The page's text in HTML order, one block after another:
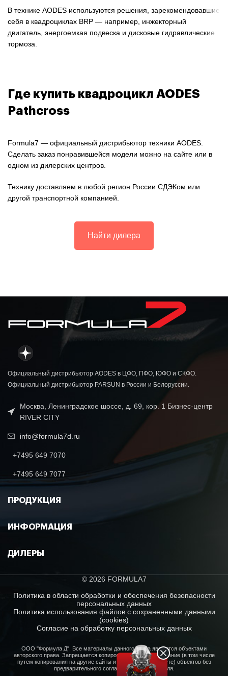
В технике AODES используются решения, зарекомендовавшие
себя в квадроциклах BRP — например, инжекторный
двигатель, энергоемкая подвеска и дисковые гидравлические
тормоза.
Где купить квадроцикл AODES
Pathcross
Formula7 — официальный дистрибьютор техники AODES.
Сделать заказ понравившейся модели можно на сайте или в
одном из дилерских центров.
Технику доставляем в любой регион России СДЭКом или
другой транспортной компанией.
Найти дилера
Официальный дистрибьютор AODES в ЦФО, ПФО, ЮФО и СКФО.
Официальный дистрибьютор PARSUN в России и Белоруссии.
Москва, Ленинградское шоссе, д. 69, кор. 1 Бизнес-центр
RIVER CITY
info@formula7d.ru
+7495 649 7070
+7495 649 7077
ПРОДУКЦИЯ
ИНФОРМАЦИЯ
ДИЛЕРЫ
© 2026 FORMULA7
Политика в области обработки и обеспечения безопасности
персональных данных
Политика использования файлов с сохраненными данными
(cookies)
Согласие на обработку персональных данных
ООО "Формула Д". Все материалы данного сайта являются объектами
авторского права. Запрещается копирование, распространение (в том числе
путем копирования на другие сайты и ресурсы в Интернете) объектов без
предварительного согласия правообладателя.